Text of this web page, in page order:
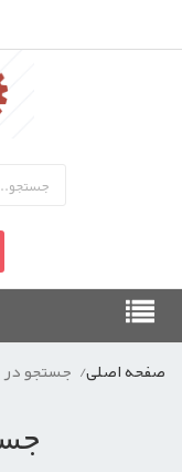
صفحه اصلی جستجو